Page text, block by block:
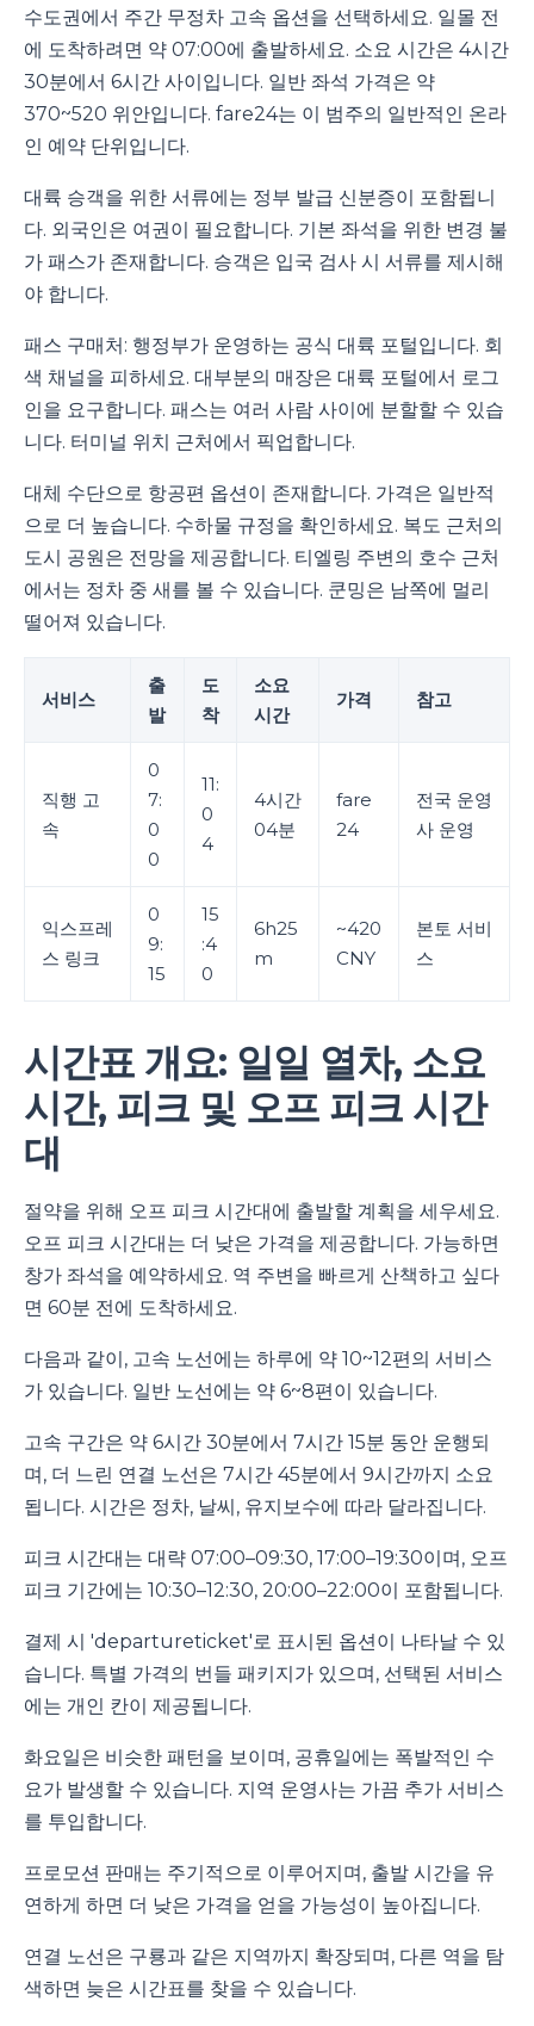
수도권에서 주간 무정차 고속 옵션을 선택하세요. 일몰 전
에 도착하려면 약 07:00에 출발하세요. 소요 시간은 4시간
30분에서 6시간 사이입니다. 일반 좌석 가격은 약
370~520 위안입니다. fare24는 이 범주의 일반적인 온라
인 예약 단위입니다.
대륙 승객을 위한 서류에는 정부 발급 신분증이 포함됩니
다. 외국인은 여권이 필요합니다. 기본 좌석을 위한 변경 불
가 패스가 존재합니다. 승객은 입국 검사 시 서류를 제시해
야 합니다.
패스 구매처: 행정부가 운영하는 공식 대륙 포털입니다. 회
색 채널을 피하세요. 대부분의 매장은 대륙 포털에서 로그
인을 요구합니다. 패스는 여러 사람 사이에 분할할 수 있습
니다. 터미널 위치 근처에서 픽업합니다.
대체 수단으로 항공편 옵션이 존재합니다. 가격은 일반적
으로 더 높습니다. 수하물 규정을 확인하세요. 복도 근처의
도시 공원은 전망을 제공합니다. 티엘링 주변의 호수 근처
에서는 정차 중 새를 볼 수 있습니다. 쿤밍은 남쪽에 멀리
떨어져 있습니다.
서비스
출
발
도
착
소요
시간
가격 참고
직행 고
속
0
7:
0
0
11:
0
4
4시간
04분
fare
24
전국 운영
사 운영
익스프레
스 링크
0
9:
15
15
:4
0
6h25
m
~420
CNY
본토 서비
스
시간표 개요: 일일 열차, 소요
시간, 피크 및 오프 피크 시간
대
절약을 위해 오프 피크 시간대에 출발할 계획을 세우세요.
오프 피크 시간대는 더 낮은 가격을 제공합니다. 가능하면
창가 좌석을 예약하세요. 역 주변을 빠르게 산책하고 싶다
면 60분 전에 도착하세요.
다음과 같이, 고속 노선에는 하루에 약 10~12편의 서비스
가 있습니다. 일반 노선에는 약 6~8편이 있습니다.
고속 구간은 약 6시간 30분에서 7시간 15분 동안 운행되
며, 더 느린 연결 노선은 7시간 45분에서 9시간까지 소요
됩니다. 시간은 정차, 날씨, 유지보수에 따라 달라집니다.
피크 시간대는 대략 07:00–09:30, 17:00–19:30이며, 오프
피크 기간에는 10:30–12:30, 20:00–22:00이 포함됩니다.
결제 시 'departureticket'로 표시된 옵션이 나타날 수 있
습니다. 특별 가격의 번들 패키지가 있으며, 선택된 서비스
에는 개인 칸이 제공됩니다.
화요일은 비슷한 패턴을 보이며, 공휴일에는 폭발적인 수
요가 발생할 수 있습니다. 지역 운영사는 가끔 추가 서비스
를 투입합니다.
프로모션 판매는 주기적으로 이루어지며, 출발 시간을 유
연하게 하면 더 낮은 가격을 얻을 가능성이 높아집니다.
연결 노선은 구룡과 같은 지역까지 확장되며, 다른 역을 탐
색하면 늦은 시간표를 찾을 수 있습니다.